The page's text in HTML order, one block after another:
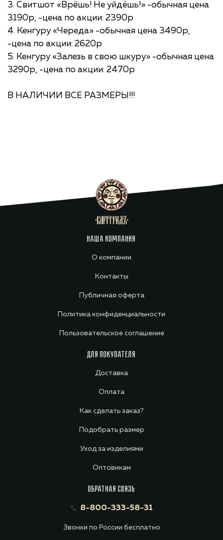
3. Свитшот «Врёшь! Не уйдёшь!» -обычная цена
3190р, -цена по акции: 2390р
4. Кенгуру «Череда» -обычная цена 3490р,
-цена по акции: 2620р
5. Кенгуру «Залезь в свою шкуру» -обычная цена
3290р, -цена по акции: 2470р
В НАЛИЧИИ ВСЕ РАЗМЕРЫ!!!
НАША КОМПАНИЯ
О компании
Контакты
Публичная оферта
Политика конфиденциальности
Пользовательское соглашение
ДЛЯ ПОКУПАТЕЛЯ
Доставка
Оплата
Как сделать заказ?
Подобрать размер
Уход за изделиями
Оптовикам
ОБРАТНАЯ СВЯЗЬ
8-800-333-58-31
Звонки по России бесплатно